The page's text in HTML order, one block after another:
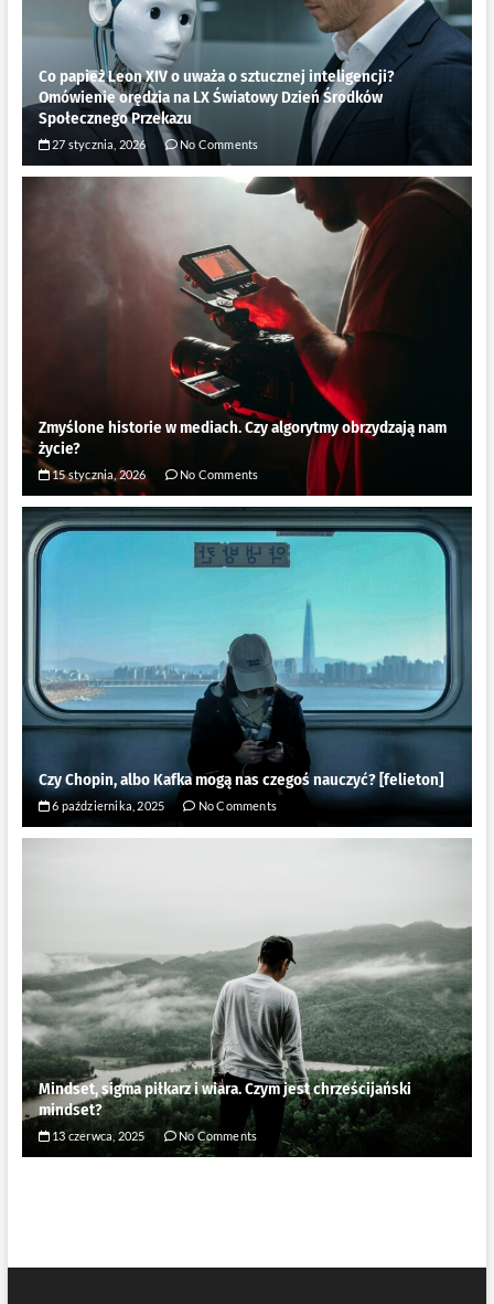
Co papież Leon XIV o uważa o sztucznej inteligencji?
Omówienie orędzia na LX Światowy Dzień Środków
Społecznego Przekazu
27 stycznia, 2026 No Comments
Zmyślone historie w mediach. Czy algorytmy obrzydzają nam
życie?
15 stycznia, 2026 No Comments
Czy Chopin, albo Kafka mogą nas czegoś nauczyć? [felieton]
6 października, 2025 No Comments
Mindset, sigma piłkarz i wiara. Czym jest chrześcijański
mindset?
13 czerwca, 2025 No Comments